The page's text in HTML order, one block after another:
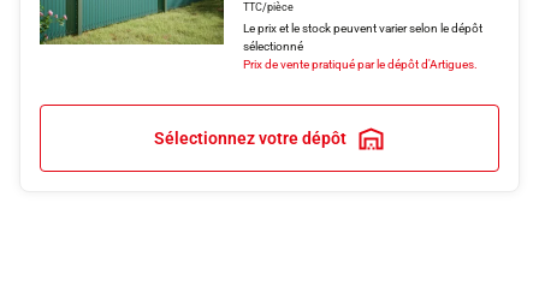
TTC/pièce
Le prix et le stock peuvent varier selon le dépôt
sélectionné
Prix de vente pratiqué par le dépôt d'Artigues.
Sélectionnez votre dépôt